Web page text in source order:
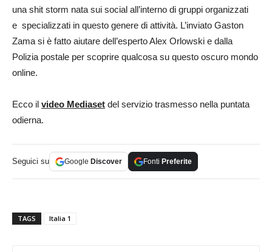
una shit storm nata sui social all’interno di gruppi organizzati
e specializzati in questo genere di attività. L’inviato Gaston
Zama si è fatto aiutare dell’esperto Alex Orlowski e dalla
Polizia postale per scoprire qualcosa su questo oscuro mondo
online.
Ecco il video Mediaset del servizio trasmesso nella puntata
odierna.
Seguici su Google Discover Fonti Preferite
TAGS Italia 1